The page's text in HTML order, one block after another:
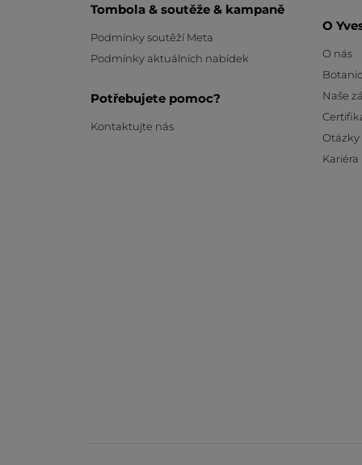
Tombola & soutěže & kampaně
Podmínky soutěží Meta
Podmínky aktuálních nabídek
Potřebujete pomoc?
Kontaktujte nás
O
O nás
Naše
Otázky
Kariéra